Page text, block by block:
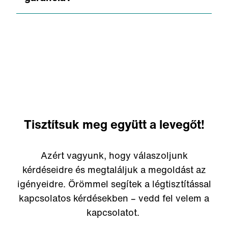
mennyezetre, falra, polcra vagy oszlopra
Tisztítsuk meg együtt a levegőt!
Azért vagyunk, hogy válaszoljunk
kérdéseidre és megtaláljuk a megoldást az
igényeidre. Örömmel segítek a légtisztítással
kapcsolatos kérdésekben – vedd fel velem a
kapcsolatot.